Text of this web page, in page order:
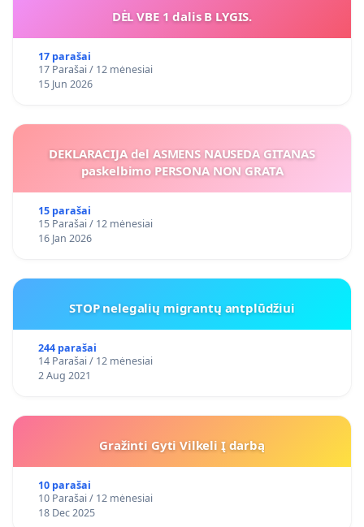
DĖL VBE 1 dalis B LYGIS.
17 parašai
17 Parašai / 12 mėnesiai
15 Jun 2026
DEKLARACIJA del ASMENS NAUSEDA GITANAS
paskelbimo PERSONA NON GRATA
15 parašai
15 Parašai / 12 mėnesiai
16 Jan 2026
STOP nelegalių migrantų antplūdžiui
244 parašai
14 Parašai / 12 mėnesiai
2 Aug 2021
Gražinti Gyti Vilkeli Į darbą
10 parašai
10 Parašai / 12 mėnesiai
18 Dec 2025